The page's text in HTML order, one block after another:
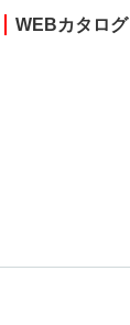
WEBカタログ